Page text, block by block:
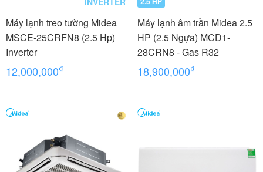
Máy lạnh treo tường Midea
MSCE-25CRFN8 (2.5 Hp)
Inverter
12,000,000₫
Máy lạnh âm trần Midea 2.5
HP (2.5 Ngựa) MCD1-
28CRN8 - Gas R32
18,900,000₫